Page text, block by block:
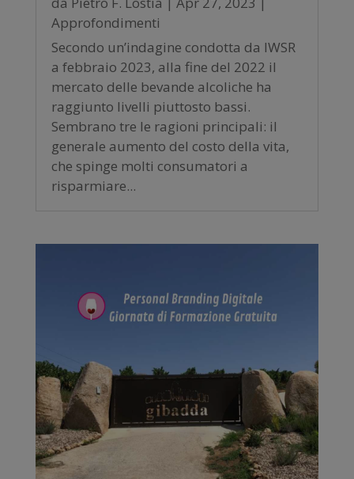
Approfondimenti
Secondo un’indagine condotta da IWSR
a febbraio 2023, alla fine del 2022 il
mercato delle bevande alcoliche ha
raggiunto livelli piuttosto bassi.
Sembrano tre le ragioni principali: il
generale aumento del costo della vita,
che spinge molti consumatori a
risparmiare...